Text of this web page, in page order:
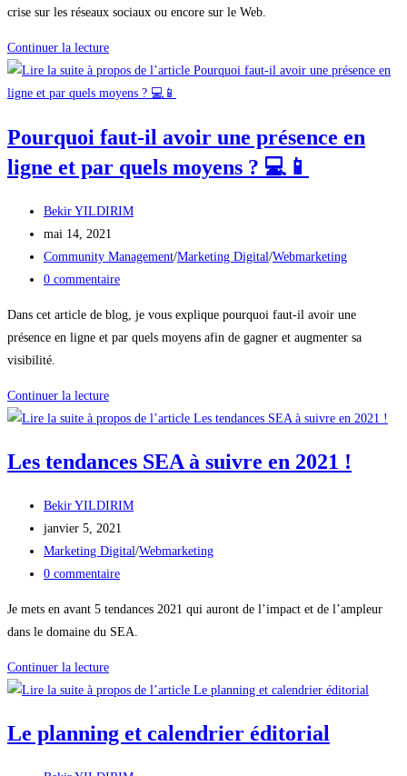
crise sur les réseaux sociaux ou encore sur le Web.
Continuer la lectureComment
travailler
sa
réputation
tant
entreprise
ou
entrepreneur
?
Pourquoi faut-il avoir une présence en
ligne et par quels moyens ? 💻📱
Auteur/autrice
de
la
publication :
Bekir YILDIRIM
Publication
publiée :
mai 14, 2021
Post
category:
Community Management/Marketing Digital/Webmarketing
Commentaires
la
publication :
0 commentaire
Dans cet article de blog, je vous explique pourquoi faut-il avoir une
présence en ligne et par quels moyens afin de gagner et augmenter sa
visibilité.
Continuer la lecturePourquoi
faut-
avoir
présence
en
ligne
et
?
💻
Les tendances SEA à suivre en 2021 !
Auteur/autrice
de
la
publication :
Bekir YILDIRIM
Publication
publiée :
janvier 5, 2021
Post
category:
Marketing Digital/Webmarketing
Commentaires
0 commentaire
Je mets en avant 5 tendances 2021 qui auront de l’impact et de l’ampleur
dans le domaine du SEA.
Continuer la lectureLes
tendances
à
Le planning et calendrier éditorial